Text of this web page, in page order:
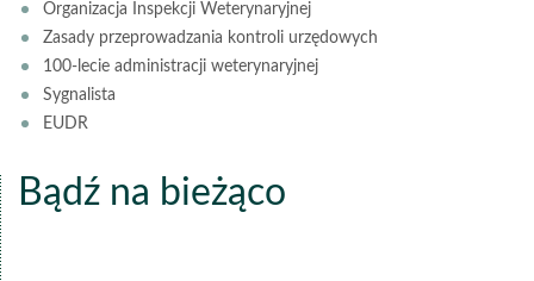
Organizacja Inspekcji Weterynaryjnej
Zasady przeprowadzania kontroli urzędowych
100-lecie administracji weterynaryjnej
Sygnalista
EUDR
Bądź na bieżąco